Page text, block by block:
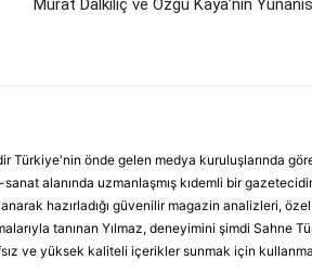
Murat Dalkılıç ve Özgü Kaya’nın
Türkiye'nin önde gelen medya kuruluşlarında
alanında uzmanlaşmış kıdemli bir
hazırladığı güvenilir magazin analizleri, özel
tanınan Yılmaz, deneyimini şimdi Sahne
ve yüksek kaliteli içerikler sunmak için